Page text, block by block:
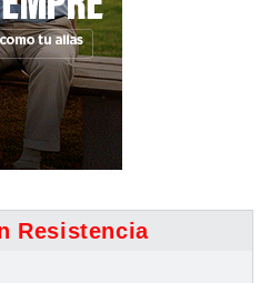
Resistencia